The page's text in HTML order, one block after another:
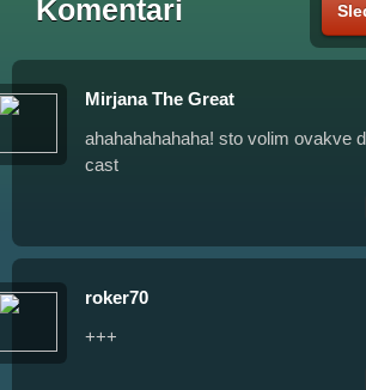
Komentari
Mirjana The Great
ahahahahahaha! sto volim ovakve
cast
roker70
+++